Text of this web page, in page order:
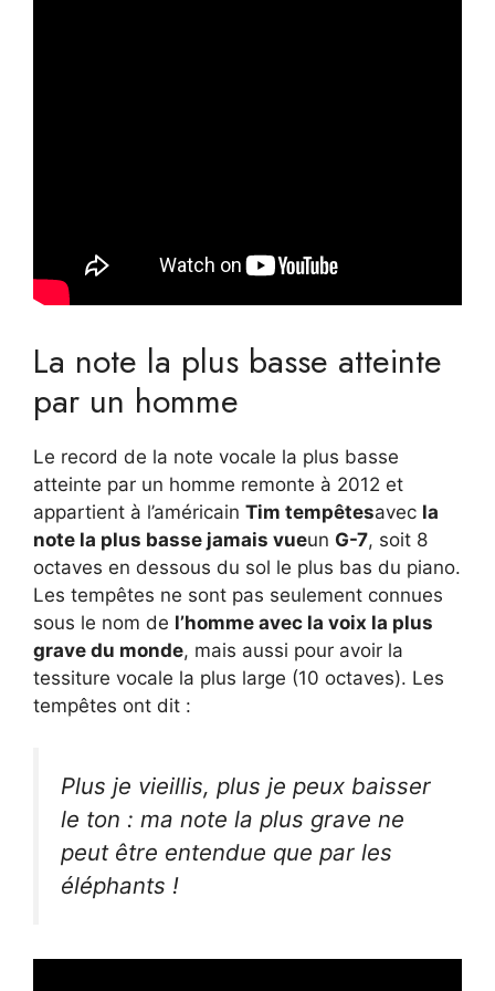
La note la plus basse atteinte
par un homme
Le record de la note vocale la plus basse
atteinte par un homme remonte à 2012 et
appartient à l’américain Tim tempêtesavec la
note la plus basse jamais vueun G-7, soit 8
octaves en dessous du sol le plus bas du piano.
Les tempêtes ne sont pas seulement connues
sous le nom de l’homme avec la voix la plus
grave du monde, mais aussi pour avoir la
tessiture vocale la plus large (10 octaves). Les
tempêtes ont dit :
Plus je vieillis, plus je peux baisser
le ton : ma note la plus grave ne
peut être entendue que par les
éléphants !